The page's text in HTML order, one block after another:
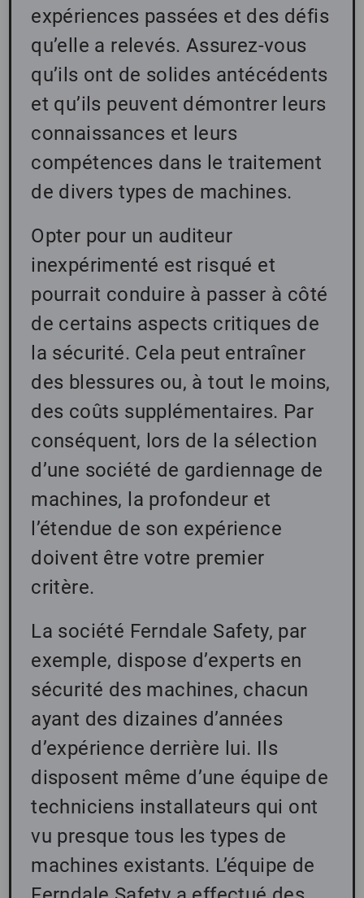
expériences passées et des défis
qu’elle a relevés. Assurez-vous
qu’ils ont de solides antécédents
et qu’ils peuvent démontrer leurs
connaissances et leurs
compétences dans le traitement
de divers types de machines.
Opter pour un auditeur
inexpérimenté est risqué et
pourrait conduire à passer à côté
de certains aspects critiques de
la sécurité. Cela peut entraîner
des blessures ou, à tout le moins,
des coûts supplémentaires. Par
conséquent, lors de la sélection
d’une société de gardiennage de
machines, la profondeur et
l’étendue de son expérience
doivent être votre premier
critère.
La société Ferndale Safety, par
exemple, dispose d’experts en
sécurité des machines, chacun
ayant des dizaines d’années
d’expérience derrière lui. Ils
disposent même d’une équipe de
techniciens installateurs qui ont
vu presque tous les types de
machines existants. L’équipe de